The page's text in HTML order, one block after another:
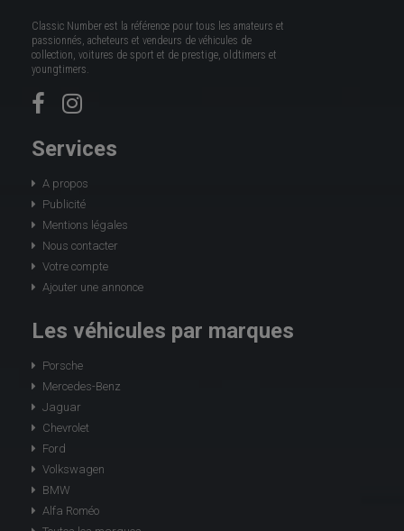
Classic Number est la référence pour tous les amateurs et
passionnés, acheteurs et vendeurs de véhicules de
collection, voitures de sport et de prestige, oldtimers et
youngtimers.
Services
A propos
Publicité
Mentions légales
Nous contacter
Votre compte
Ajouter une annonce
Les véhicules par marques
Porsche
Mercedes-Benz
Jaguar
Chevrolet
Ford
Volkswagen
BMW
Alfa Roméo